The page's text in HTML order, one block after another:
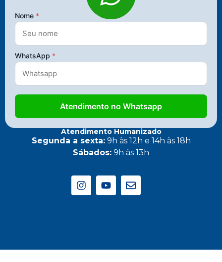
Nome *
WhatsApp *
Atendimento no Whatsapp
Atendimento Humanizado
Segunda a sexta:9h às 12h e 14h às 18h
Sábados: 9h às 13h